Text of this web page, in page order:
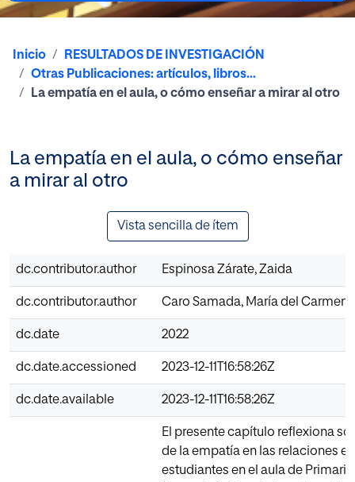
Inicio
RESULTADOS DE INVESTIGACIÓN
Otras Publicaciones: artículos, libros...
La empatía en el aula, o cómo enseñar a mirar al otro
La empatía en el aula, o cómo enseñar
a mirar al otro
Vista sencilla de ítem
dc.contributor.author Espinosa Zárate, Zaida
dc.contributor.author Caro Samada, María del Carmen
dc.date 2022
dc.date.accessioned 2023-12-11T16:58:26Z
dc.date.available 2023-12-11T16:58:26Z
El presente capítulo reflexiona
de la empatía en las relaciones
estudiantes en el aula de